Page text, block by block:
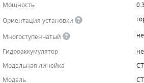
Мощность
Ориентация установки
Многоступенчатый
Гидроаккумулятор
Модельная линейка
CT
Модель
ДАТЧИКИ
РУКАВА ВЫСОКОГО ДАВЛЕНИЯ (РВД)
ЗАПЧАСТИ ДЛЯ ВИНТОВЫХ
КОНДЕНСАТООТВОДЧИКИ